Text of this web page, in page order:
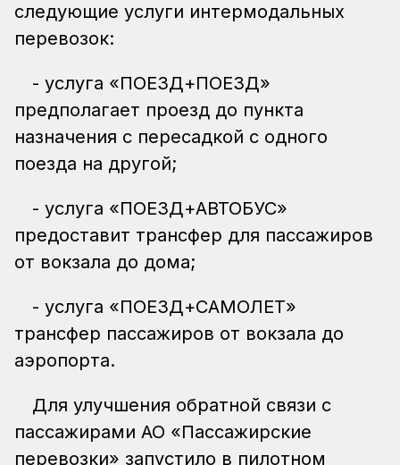
следующие услуги интермодальных
перевозок:
- услуга «ПОЕЗД+ПОЕЗД»
предполагает проезд до пункта
назначения с пересадкой с одного
поезда на другой;
- услуга «ПОЕЗД+АВТОБУС»
предоставит трансфер для пассажиров
от вокзала до дома;
- услуга «ПОЕЗД+САМОЛЕТ»
трансфер пассажиров от вокзала до
аэропорта.
Для улучшения обратной связи с
пассажирами АО «Пассажирские
перевозки» запустило в пилотном